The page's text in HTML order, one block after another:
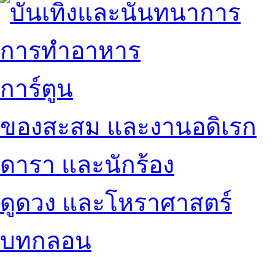
การทำอาหาร
การ์ตูน
ของสะสม และงานอดิเรก
ดารา และนักร้อง
ดูดวง และโหราศาสตร์
บทกลอน